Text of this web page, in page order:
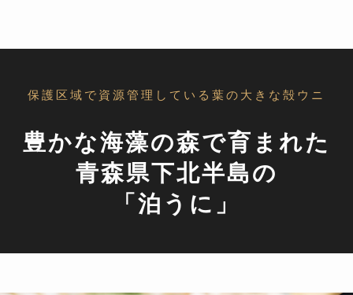
保護区域で資源管理している葉の大きな殻ウニ
豊かな海藻の森で育まれた
青森県下北半島の
「泊うに」